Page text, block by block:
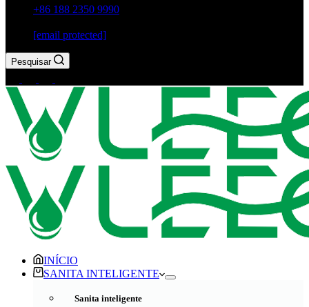
+86 188 2350 9990
[email protected]
Pesquisar
INÍCIO
SANITA INTELIGENTE
Sanita inteligente